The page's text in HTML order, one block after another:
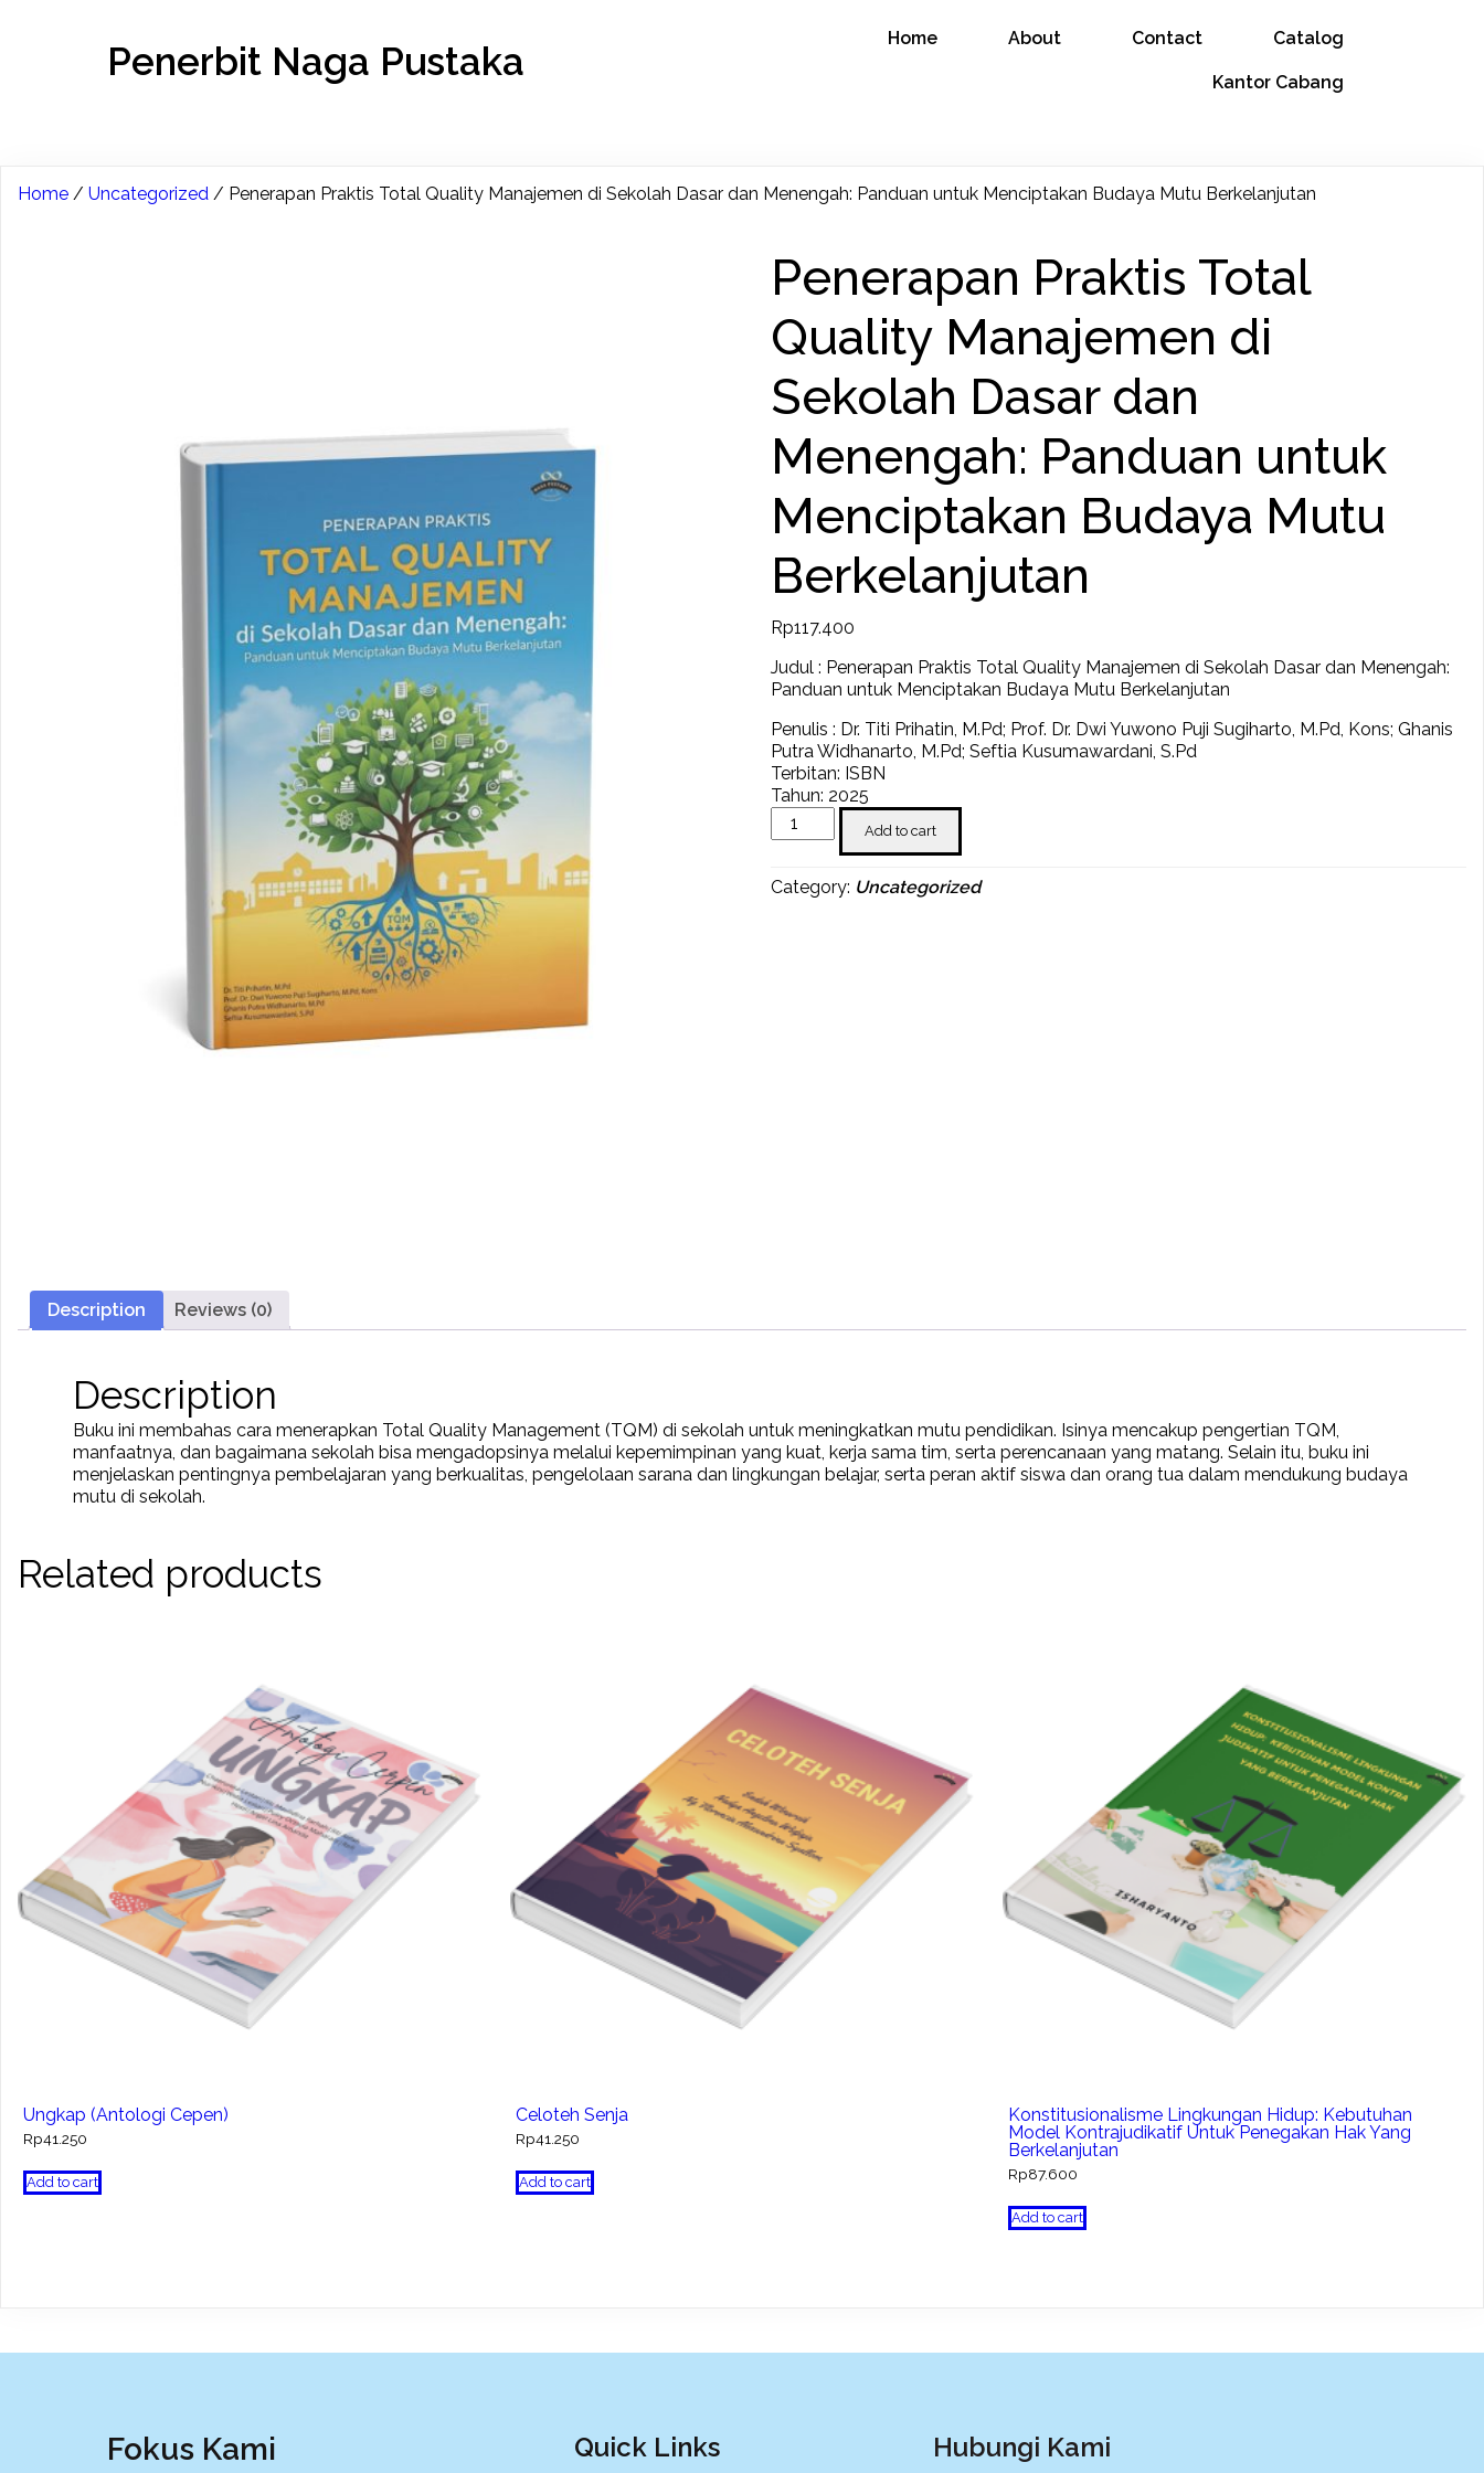
Penerbit Naga Pustaka Home About Contact Catalog
Kantor Cabang
Home / Uncategorized / Penerapan Praktis Total Quality Manajemen di Sekolah Dasar dan Menengah: Panduan untuk Menciptakan Budaya Mutu Berkelanjutan
Penerapan Praktis Total
Quality Manajemen di
Sekolah Dasar dan
Menengah: Panduan untuk
Menciptakan Budaya Mutu
Berkelanjutan
Rp117.400
Judul : Penerapan Praktis Total Quality Manajemen di Sekolah Dasar dan Menengah:
Panduan untuk Menciptakan Budaya Mutu Berkelanjutan
Penulis : Dr. Titi Prihatin, M.Pd; Prof. Dr. Dwi Yuwono Puji Sugiharto, M.Pd, Kons; Ghanis
Putra Widhanarto, M.Pd; Seftia Kusumawardani, S.Pd
Terbitan: ISBN
Tahun: 2025
Penerapan
Praktis
Quality
Manajemen
Add to cart
Category: Uncategorized
Description Reviews (0)
Description
Buku ini membahas cara menerapkan Total Quality Management (TQM) di sekolah untuk meningkatkan mutu pendidikan. Isinya mencakup pengertian TQM,
manfaatnya, dan bagaimana sekolah bisa mengadopsinya melalui kepemimpinan yang kuat, kerja sama tim, serta perencanaan yang matang. Selain itu, buku ini
menjelaskan pentingnya pembelajaran yang berkualitas, pengelolaan sarana dan lingkungan belajar, serta peran aktif siswa dan orang tua dalam mendukung budaya
mutu di sekolah.
Related products
Ungkap (Antologi Cepen)
Rp41.250
Add to cart
Celoteh Senja
Rp41.250
Add to cart
Konstitusionalisme Lingkungan Hidup: Kebutuhan
Model Kontrajudikatif Untuk Penegakan Hak Yang
Berkelanjutan
Rp87.600
Add to cart
Fokus Kami Quick Links Hubungi Kami